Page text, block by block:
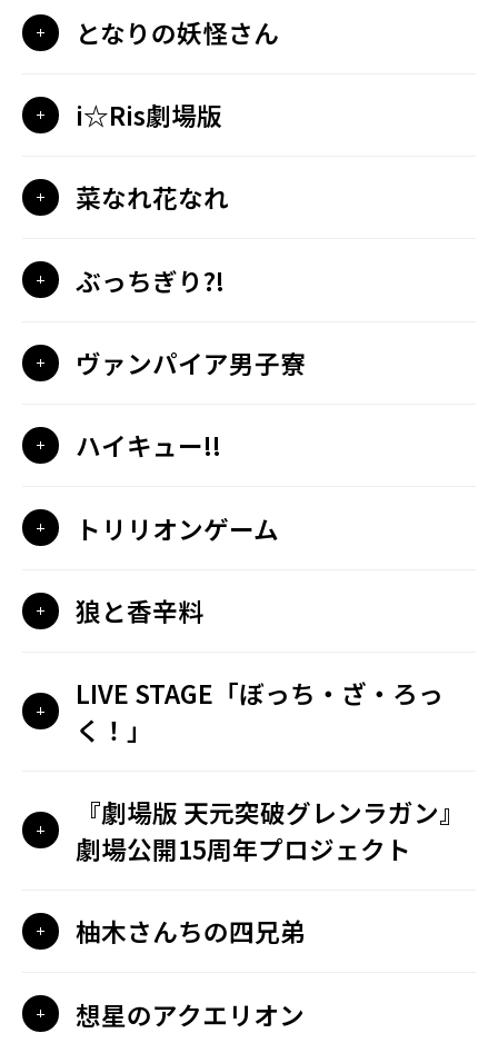
となりの妖怪さん
i☆Ris劇場版
菜なれ花なれ
ぶっちぎり?!
ヴァンパイア男子寮
ハイキュー!!
トリリオンゲーム
狼と香辛料
LIVE STAGE「ぼっち・ざ・ろっ
く！」
『劇場版 天元突破グレンラガン』
劇場公開15周年プロジェクト
柚木さんちの四兄弟
想星のアクエリオン